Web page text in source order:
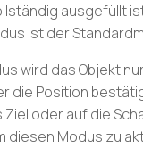
ausgefüllt
ist der
wird das Objekt
die Position
oder auf die
diesen Modus zu